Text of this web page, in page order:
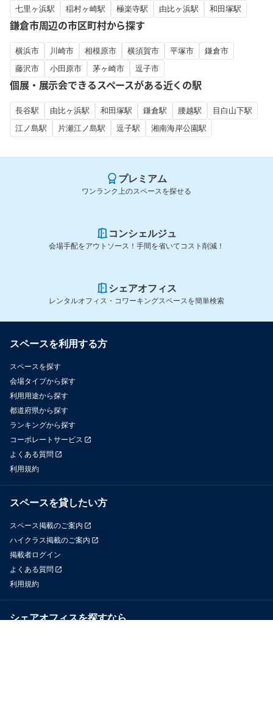
七里ヶ浜駅
稲村ヶ崎駅 極楽寺駅 由比ヶ浜駅 和田塚駅
鎌倉市周辺の市区町村から探す
横浜市 川崎市 相模原市 横須賀市 平塚市
鎌倉市
藤沢市
小田原市 茅ヶ崎市 逗子市
個展・展示会できるスペースがある近くの駅
長谷駅 由比ヶ浜駅 和田塚駅 鎌倉駅 腰越駅
目白山下駅
江ノ島駅
片瀬江ノ島駅 逗子駅 湘南海岸公園駅
プレミアム
ワンランク上のスペースを探せる
コンシェルジュ
会場手配をアウトソース！手間を省いてコスト削減！
シェアオフィス
レンタルオフィス・コワーキングスペースを簡単検索
スペースを利用する方
スペースを探す
会場タイプから探す
利用用途から探す
都道府県から探す
ランキングから探す
コーポレートサービス
よくある質問
利用規約
スペースを貸したい方
スペース掲載のご案内
ハイクラス掲載のご案内
掲載者ログイン
よくある質問
利用規約
シェアオフィスを探すなら